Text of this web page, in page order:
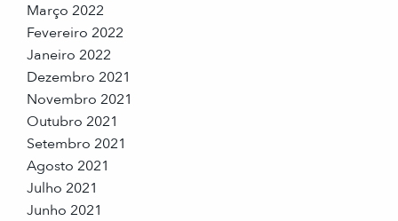
Março 2022
Fevereiro 2022
Janeiro 2022
Dezembro 2021
Novembro 2021
Outubro 2021
Setembro 2021
Agosto 2021
Julho 2021
Junho 2021